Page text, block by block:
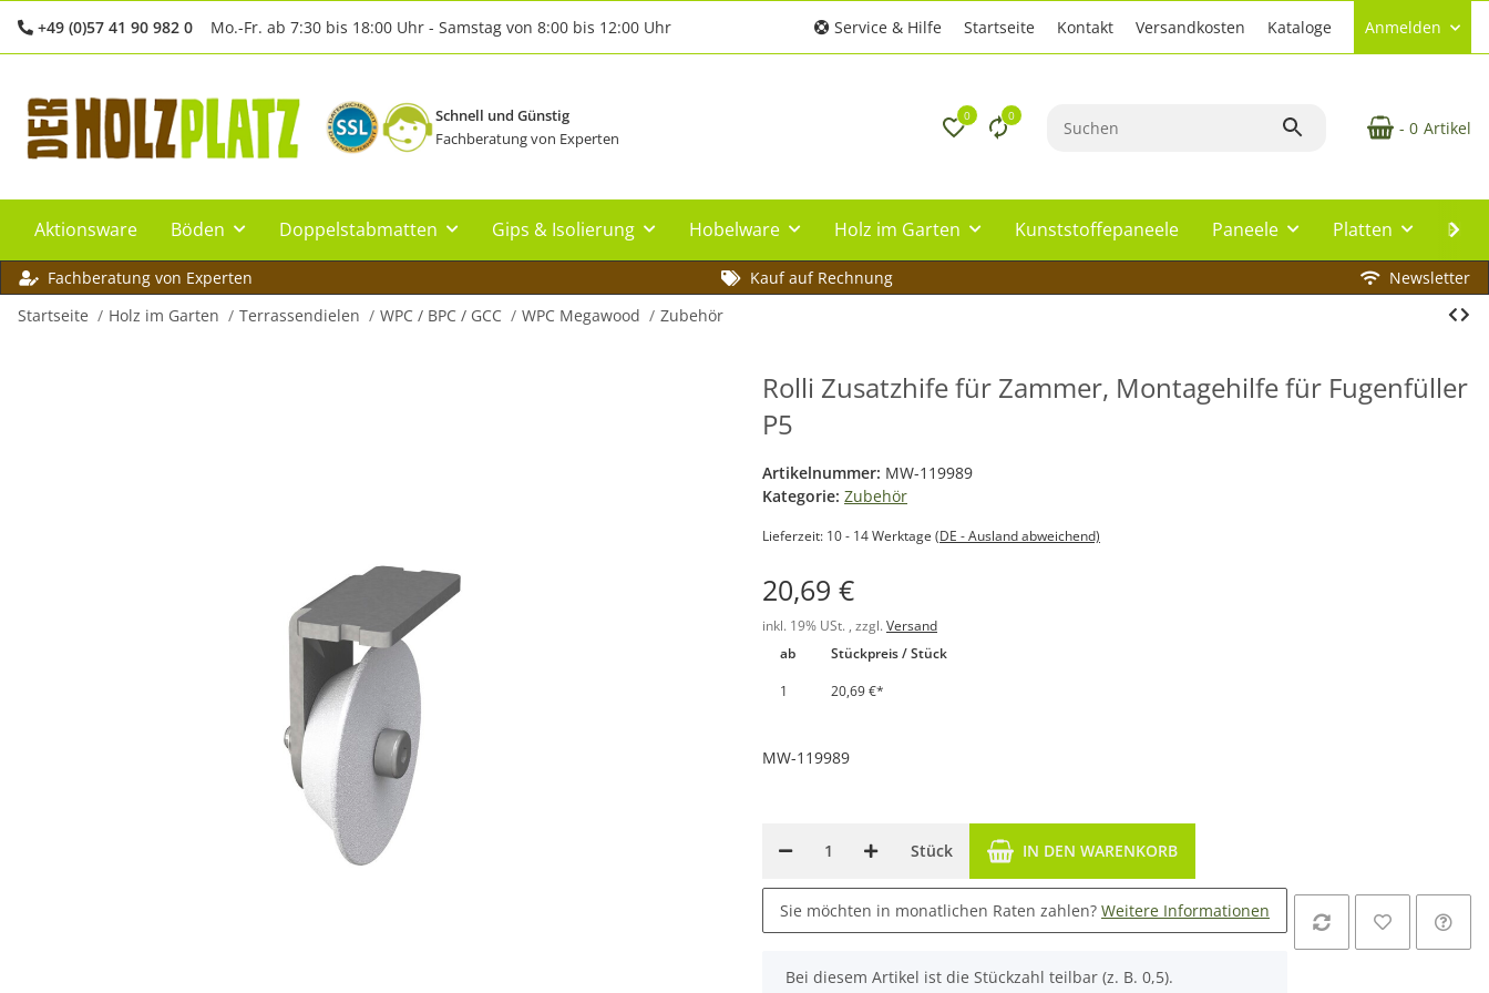
+49 (0)57 41 90 982 0 Mo.-Fr. ab 7:30 bis 18:00 Uhr - Samstag von 8:00 bis 12:00 Uhr Service & Hilfe Startseite Kontakt Versandkosten Kataloge Anmelden
Schnell und Günstig
Fachberatung von Experten
0 0
- 0 Artikel
Aktionsware Böden Doppelstabmatten Gips & Isolierung Hobelware Holz im Garten Kunststoffepaneele Paneele Platten
Fachberatung von Experten Kauf auf Rechnung
Newsletter
Startseite
Holz im Garten Terrassendielen WPC / BPC / GCC WPC Megawood Zubehör
Rolli Zusatzhife für Zammer, Montagehilfe für Fugenfüller
P5
Artikelnummer: MW-119989
Kategorie: Zubehör
Lieferzeit: 10 - 14 Werktage (DE - Ausland abweichend)
20,69 €
inkl. 19% USt. , zzgl. Versand
ab
Stückpreis / Stück
1
20,69 €*
MW-119989
Stück IN DEN WARENKORB
Sie möchten in monatlichen Raten zahlen? Weitere Informationen
x
Bei diesem Artikel ist die Stückzahl teilbar (z. B. 0,5).